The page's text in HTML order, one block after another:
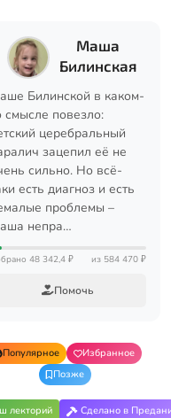
Маша
Билинская
Билинской в каком-
смысле повезло:
церебральный
зацепил её не
сильно. Но всё-
есть диагноз и есть
проблемы –
непра…
48 342,4 ₽ из 584 470 ₽
Помочь
Популярное
Избранное
Позже
лекторий Сделано в